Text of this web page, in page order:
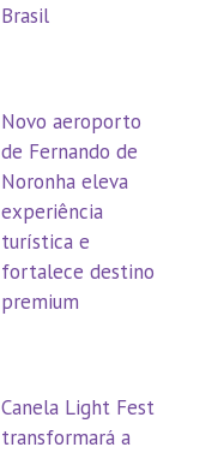
Brasil
Novo aeroporto
de Fernando de
Noronha eleva
experiência
turística e
fortalece destino
premium
Canela Light Fest
transformará a